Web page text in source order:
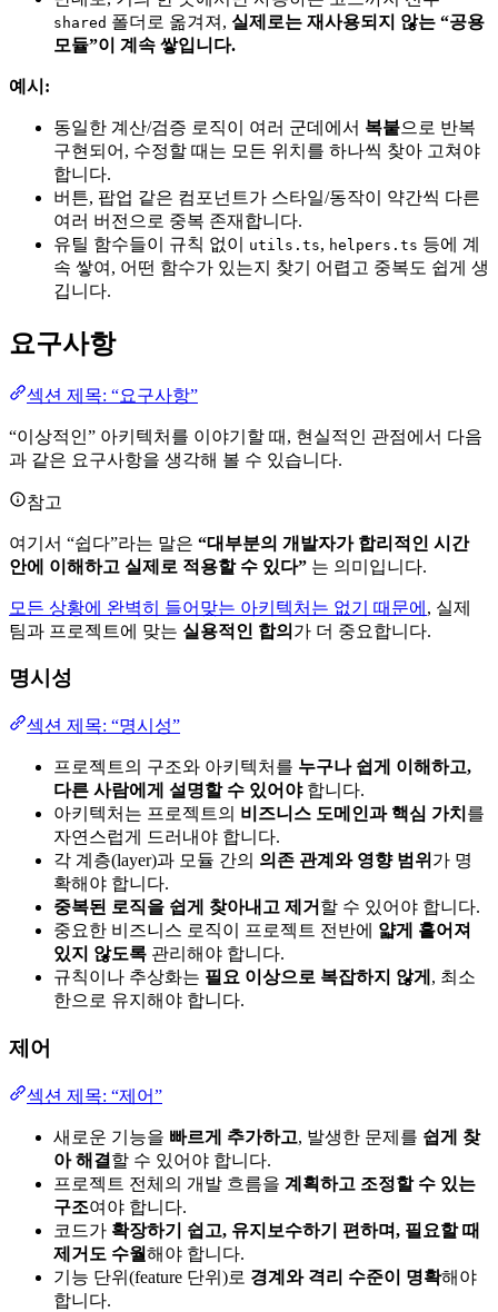
shared 폴더로 옮겨져, 실제로는 재사용되지 않는 “공용
모듈”이 계속 쌓입니다.
예시:
동일한 계산/검증 로직이 여러 군데에서 복붙으로 반복
구현되어, 수정할 때는 모든 위치를 하나씩 찾아 고쳐야
합니다.
버튼, 팝업 같은 컴포넌트가 스타일/동작이 약간씩 다른
여러 버전으로 중복 존재합니다.
유틸 함수들이 규칙 없이
utils.ts, helpers.ts 등에 계
속 쌓여, 어떤 함수가 있는지 찾기 어렵고 중복도 쉽게 생
깁니다.
요구사항
섹션 제목: “요구사항”
“이상적인” 아키텍처를 이야기할 때, 현실적인 관점에서 다음
과 같은 요구사항을 생각해 볼 수 있습니다.
참고
여기서 “쉽다”라는 말은 “대부분의 개발자가 합리적인 시간
안에 이해하고 실제로 적용할 수 있다” 는 의미입니다.
모든 상황에 완벽히 들어맞는 아키텍처는 없기 때문에 , 실제
팀과 프로젝트에 맞는 실용적인 합의 가 더 중요합니다.
명시성
섹션 제목: “명시성”
프로젝트의 구조와 아키텍처를 누구나 쉽게 이해하고,
다른 사람에게 설명할 수 있어야합니다.
아키텍처는 프로젝트의 비즈니스 도메인과 핵심 가치 를
자연스럽게 드러내야 합니다.
각 계층(layer)과 모듈 간의 의존 관계와 영향 범위 가 명
확해야 합니다.
중복된 로직을 쉽게 찾아내고 제거 할 수 있어야 합니다.
중요한 비즈니스 로직이 프로젝트 전반에 얇게 흩어져
있지 않도록 관리해야 합니다.
규칙이나 추상화는 필요 이상으로 복잡하지 않게 , 최소
한으로 유지해야 합니다.
제어
섹션 제목: “제어”
새로운 기능을 빠르게 추가하고, 발생한 문제를 쉽게 찾
아 해결 할 수 있어야 합니다.
프로젝트 전체의 개발 흐름을 계획하고 조정할 수 있는
구조여야 합니다.
코드가 확장하기 쉽고, 유지보수하기 편하며, 필요할 때
제거도 수월해야 합니다.
기능 단위(feature 단위)로 경계와 격리 수준이 명확해야
합니다.